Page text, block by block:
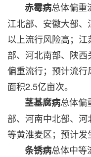
赤霉病总体偏重
江北部、安徽大部
以上流行风险高；
部、河北南部、陕
偏重流行；预计流
面积2.5亿亩次。
茎基腐病总体偏
部、河南中北部、
等黄淮麦区；预计发
条锈病总体中等